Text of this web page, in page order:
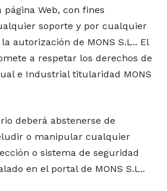
Web, con fines
soporte y por cualquier
autorización de MONS S.L.. El
a respetar los derechos de
e Industrial titularidad MONS
deberá abstenerse de
o manipular cualquier
o sistema de seguridad
en el portal de MONS S.L..